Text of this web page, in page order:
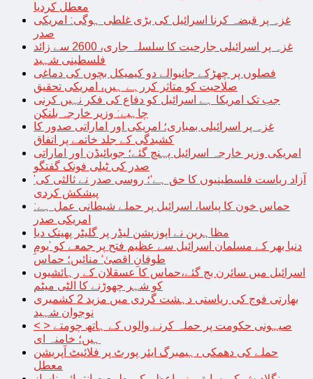
معطل کردیا
غزہ پر قبضہ کرنا اسرائیل کی بڑی غلطی ہوگی: امریکی
صدر
غزہ پر اسرائیلی جارحیت کا سلسلہ جاری، 2600 سے زائد
فلسطینی شہید
فصلوں پر چھڑکے جانیوالے دو کیمیکل بچوں کی دماغی
صلاحیت کو متاثر کررہے ہیں، امریکی تحقیق
جب تک امریکا ہے اسرائیل کو دفاع کی فکر نہیں کرنی
چاہیے: وزیر خارجہ بلنکن
غزہ پر اسرائیلی بمباری؛ امریکی اور اماراتی صدور کا
کشیدگی کے جلد خاتمے پر اتفاق
امریکی وزیر خارجہ اسرائیل پہنچ گئے؛ جوبائیڈن اور اماراتی
صدر کی ٹیلی فونک گفتگو
’آزاد ریاست فلسطینیوں کا حق ہے‘؛ روسی صدر نے ثالثی کی
پیشکش کردی
حماس خون کا پیاسا، اسرائیل پر حملے شیطانی عمل ہے:
امریکی صدر
مظاہرین نے اپوزیشن لیڈر پر گلیٹر پھینک دیا
دنیا بھر کے مسلمان اسرائیل سے عظیم فتح پر جمعے کو ’یومِ
طوفانِ اقصیٰ‘ منائیں؛ حماس
اسرائیل میں سائرن بج گئے،حماس کا عسقلان کے رہائشیوں
کو شہر چھوڑنے کا الٹی میٹم
بھارتی فوج کی ریاستی دہشت گردی میں مزید 2 کشمیری
نوجوان شہید
< > صیہونی حکومت پر حملہ کرنے والوں کے ہاتھ چومتے
ہیں؛ خامنہ ای
حملے کی دھمکی ،ہیمبرگ ایئر پورٹ پر فلائیٹ آپریشن
معطل